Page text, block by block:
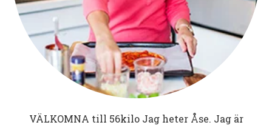
VÄLKOMNA till 56kiloJag heter Åse. Jag är